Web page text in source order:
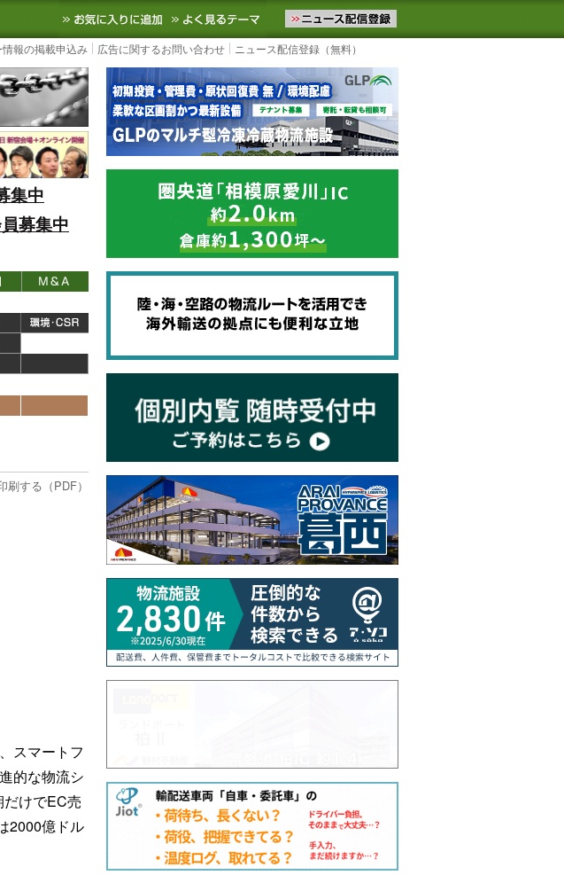
ど国内外の最新の物流ニュースをお届けします。物流ニュースメール配信を登録す
お気に入りに追加 よく見るテーマ
報の掲載申込み 広告に関するお問い合わせ ニュース配信登録（無料）
集中
募集中
刷する（PDF）
スマートフ
的な物流シ
けでEC売
2000億ドル